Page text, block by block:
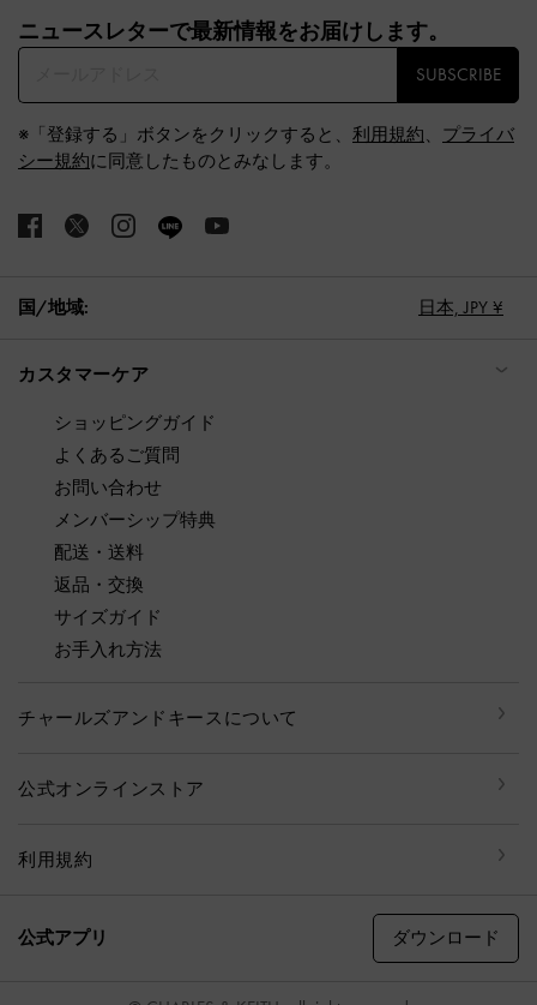
ニュースレターで最新情報をお届けします。​
SUBSCRIBE
※「登録する」ボタンをクリックすると、 利用規約、 プライバ
シー規約に同意したものとみなします。
国/地域: 日本, JPY ¥
カスタマーケア
ショッピングガイド
よくあるご質問
お問い合わせ
メンバーシップ特典
配送・送料
返品・交換
サイズガイド
お手入れ方法
チャールズアンドキースについて
公式オンラインストア
利用規約
公式アプリ ダウンロード